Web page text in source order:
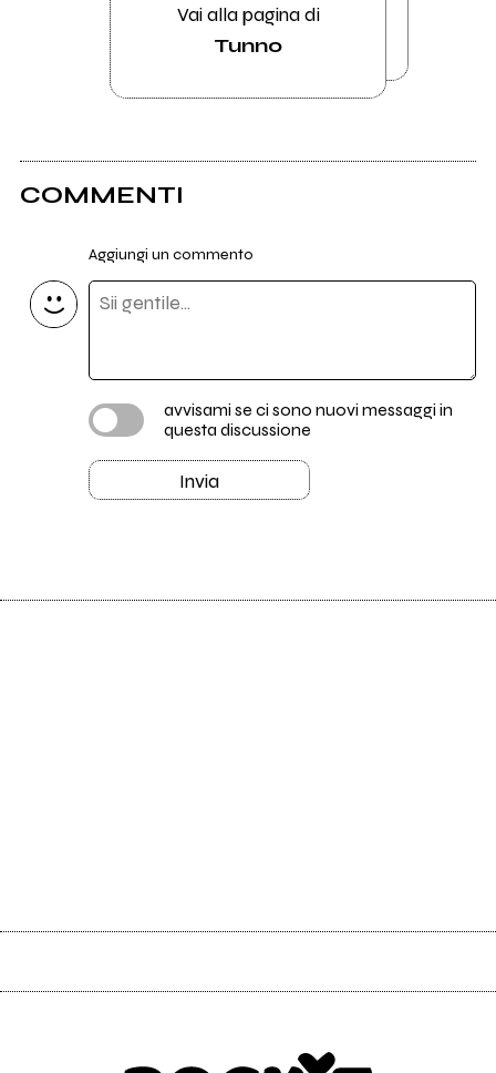
Vai alla pagina di
Tunno
COMMENTI
Aggiungi un commento
avvisami se ci sono nuovi messaggi in
questa discussione
Invia